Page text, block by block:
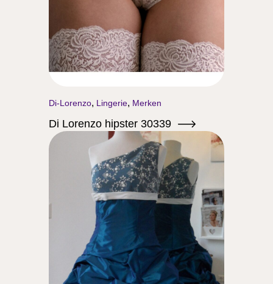
Di-Lorenzo, Lingerie, Merken
Di Lorenzo hipster 30339